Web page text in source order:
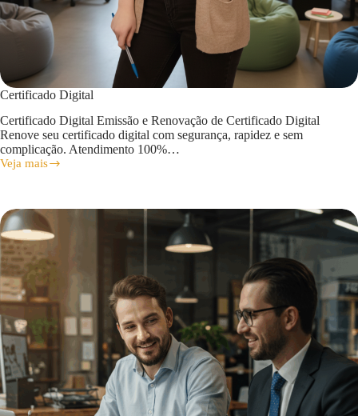
Certificado Digital
Certificado Digital Emissão e Renovação de Certificado Digital
Renove seu certificado digital com segurança, rapidez e sem
complicação. Atendimento 100%…
Veja mais
Certificado